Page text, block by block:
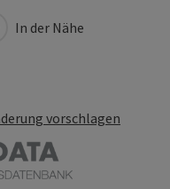
In der Nähe
vorschlagen